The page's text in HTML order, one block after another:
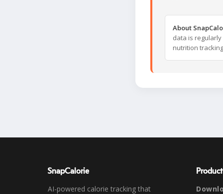
About
data is
nutrition
SnapCalorie
AI-powered calorie tracking that
Product